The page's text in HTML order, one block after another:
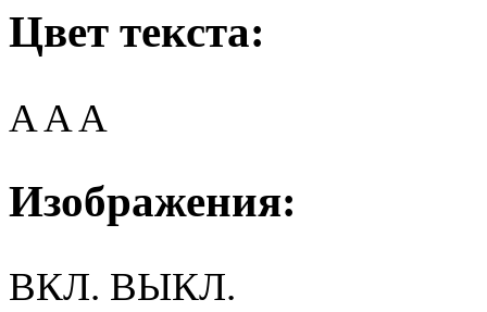
Цвет текста:
AAA
Изображения:
ВКЛ. ВЫКЛ.